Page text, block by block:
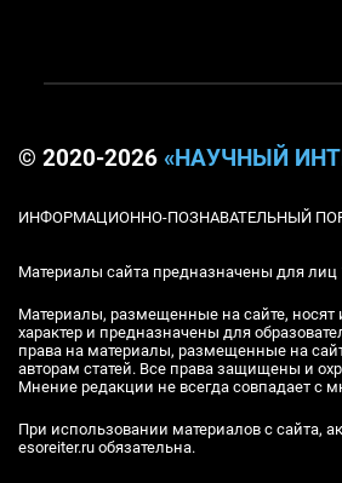
© 2020-2026 «НАУЧНЫЙ
ИНФОРМАЦИОННО-ПОЗНАВАТЕЛЬНЫЙ
Материалы сайта предназначены для лиц
Материалы, размещенные на сайте,
характер и предназначены для
права на материалы, размещенные на
авторам статей. Все права защищены и
Мнение редакции не всегда совпадает с
При использовании материалов с сайта,
esoreiter.ru обязательна.